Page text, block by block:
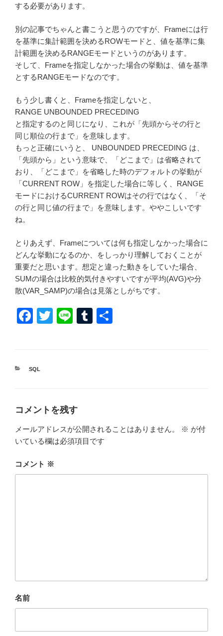
する必要があります。
別の記事でちゃんと書こうと思うのですが、Frameには行
を基準に集計範囲を決めるROWモードと、値を基準に集
計範囲を決めるRANGEモードというのがあります。
そして、Frameを指定しなかった場合の挙動は、値を基準
とするRANGEモードなのです。
もう少し書くと、Frameを指定しないと、
RANGE UNBOUNDED PRECEDING
と指定するのと同じになり、これが「先頭からその行と
同じ順位の行まで」を意味します。
もっと正確にいうと、 UNBOUNDED PRECEDING は、
「先頭から」という意味で、「どこまで」は省略されて
おり、「どこまで」を省略した時のデフォルトの挙動が
「CURRENT ROW」を指定した場合に等しく、RANGE
モードにおけるCURRENT ROWはその行ではなく、「そ
の行と同じ値の行まで」を意味します。ややこしいです
ね。
とりあえず、Frameについては何も指定しなかった場合に
どんな挙動になるのか、をしっかり理解しておくことが
重要だと思います。想定と違った動きをしていた場合、
SUMの場合は比較的気付きやすいですが平均(AVG)や分
散(VAR_SAMP)の場合は見落としがちです。
F
e
o
k
T
Li
T
カ
SQL
コメントを残す
メールアドレスが公開されることはありません。 ※ が付
いている欄は必須項目です
コメント ※
名前